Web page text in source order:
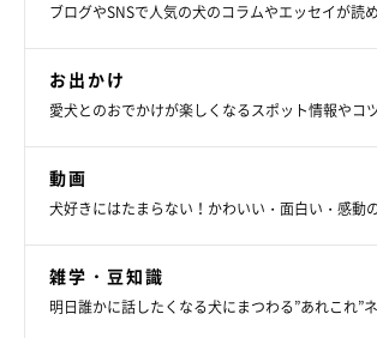
飼い主さん：
「私はずっと犯行を見ながら録画してるのに
『俺はやってない、知らない何の事!?』とい
際に噛んだスリッパを見ながらもとぼけてる姿
いうか、たまに演技すると聞いたことがある
思いました」
ブログやSNSで人気の犬のコラムやエッセイが読
お出かけ
愛犬とのおでかけが楽しくなるスポット情報やコ
動画
犬好きにはたまらない！かわいい・面白い・感動
雑学・豆知識
明日誰かに話したくなる犬にまつわる”あれこれ”